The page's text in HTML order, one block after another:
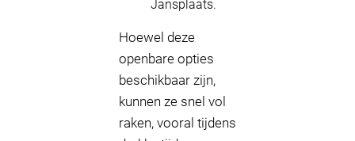
Jansplaats.
Hoewel deze
openbare opties
beschikbaar zijn,
kunnen ze snel vol
raken, vooral tijdens